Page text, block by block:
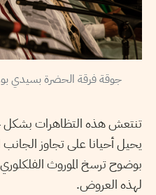
جوقة فرقة الحضرة بسيدي
تنتعش هذه التظاهرات
يحيل أحيانا على تجاوز الجانب
بوضوح ترسخ الموروث الفلكلوري
لهذه العروض.